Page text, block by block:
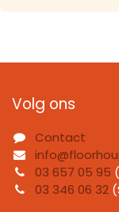
Volg ons
Contact
03 657 05 95
03 346 06 32